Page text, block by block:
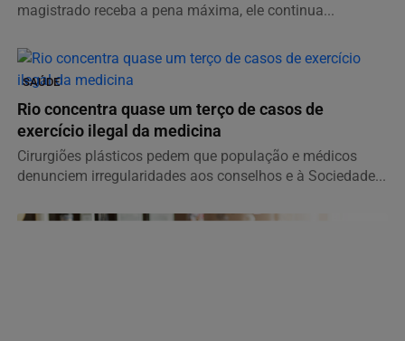
magistrado receba a pena máxima, ele continua...
SAÚDE
Rio concentra quase um terço de casos de
exercício ilegal da medicina
Cirurgiões plásticos pedem que população e médicos
denunciem irregularidades aos conselhos e à Sociedade...